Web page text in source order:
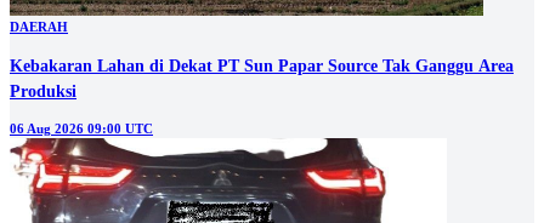
DAERAH
Kebakaran Lahan di Dekat PT Sun Papar Source Tak Ganggu Area
Produksi
06 Aug 2026 09:00 UTC